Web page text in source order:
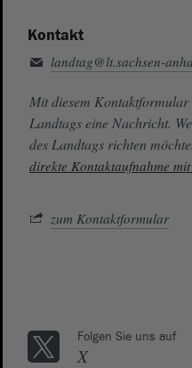
Kontakt
landtag@lt.sachsen-
Mit diesem Kontaktformular
Landtags eine Nachricht.
des Landtags richten
direkte Kontaktaufnahme
zum Kontaktformular
Folgen Sie uns auf
X